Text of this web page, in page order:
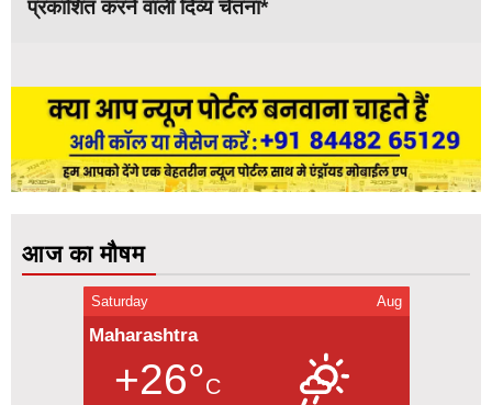
प्रकाशित करने वाली दिव्य चेतना*
आज का मौषम
Saturday Aug
Maharashtra
+26°C